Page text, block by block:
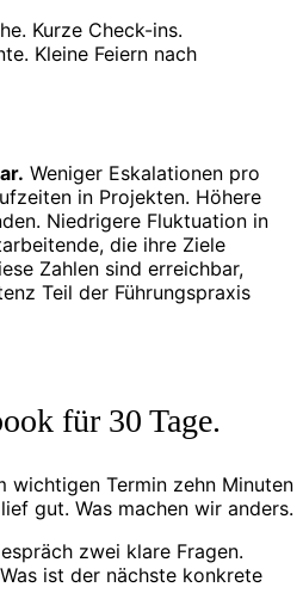
Kurze Check-ins.
Kleine Feiern nach
Weniger Eskalationen pro
in Projekten. Höhere
Niedrigere Fluktuation in
die ihre Ziele
Zahlen sind erreichbar,
Teil der Führungspraxis
für 30 Tage.
wichtigen Termin zehn Minuten
gut. Was machen wir anders.
zwei klare Fragen.
ist der nächste konkrete